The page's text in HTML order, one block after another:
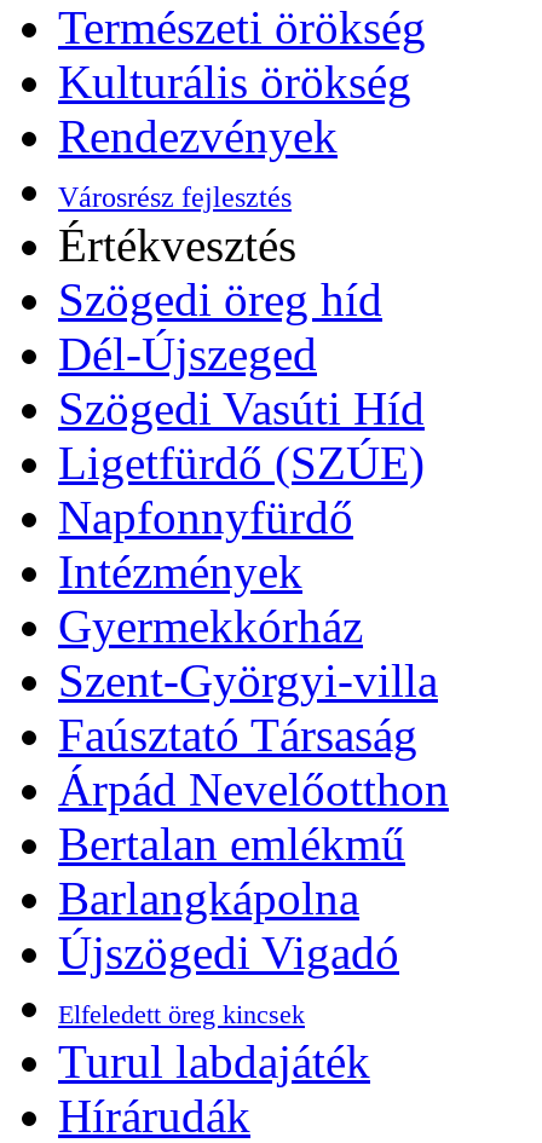
Természeti örökség
Kulturális örökség
Rendezvények
Városrész fejlesztés
Értékvesztés
Szögedi öreg híd
Dél-Újszeged
Szögedi Vasúti Híd
Ligetfürdő (SZÚE)
Napfonnyfürdő
Intézmények
Gyermekkórház
Szent-Györgyi-villa
Faúsztató Társaság
Árpád Nevelőotthon
Bertalan emlékmű
Barlangkápolna
Újszögedi Vigadó
Elfeledett öreg kincsek
Turul labdajáték
Hírárudák